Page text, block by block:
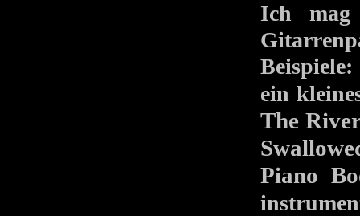
Ich
ein
The
Piano